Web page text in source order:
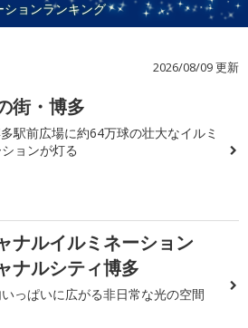
ョンランキング
2026/08/09 更新
街・博多
多駅前広場に約64万球の壮大なイルミ
ョンが灯る
ナルイルミネーション
ナルシティ博多
っぱいに広がる非日常な光の空間